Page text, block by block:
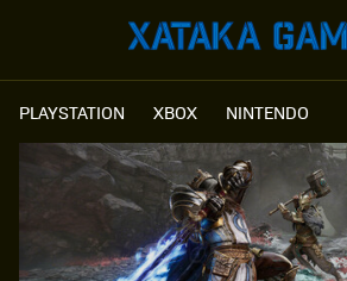
PLAYSTATION XBOX NINTENDO